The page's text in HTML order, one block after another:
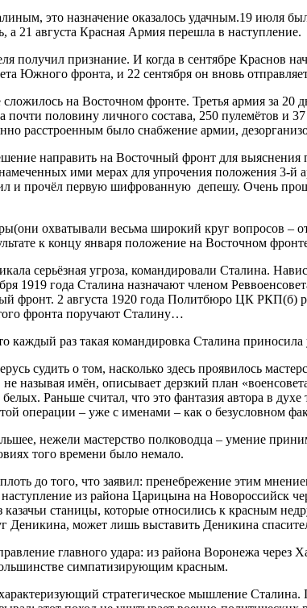
это назначение оказалось удачным.19 июля
а 21 августа Красная Армия перешла в наступление.
получил признание. И когда в сентябре Краснов
Южного фронта, и 22 сентября он вновь
на Восточном фронте. Третья армия за
почти половину личного состава, 250 пулемётов
расстроенным было снабжение армии,
направить на Восточный фронт для
ими мерах для упрочения положения 3-й
и прочёл первую шифрованную депешу. Очень
охватывали весьма широкий круг вопросов
к концу января положение на Восточном
серьёзная угроза, командировали Сталина.
1919 года Сталина назначают членом
фронт. 2 августа 1920 года Политбюро ЦК РКП(б)
фронта поручают Сталину…
каждый раз такая командировка Сталина
судить о том, насколько здесь проявилось
называя имён, описывает дерзкий план
белых. Раньше считал, что это фантазия автора в
операции – уже с именами – как о безусловном
нежели мастерство полководца – умение
того времени было немало.
до того, что заявил: пренебрежение этим
из района Царицына на Новороссийск
казачьи станицы, которые относились к красным
Деникина, может лишь выставить Деникина
главного удара: из района Воронежа через
симпатизирующим красным.
стратегическое мышление Сталина.